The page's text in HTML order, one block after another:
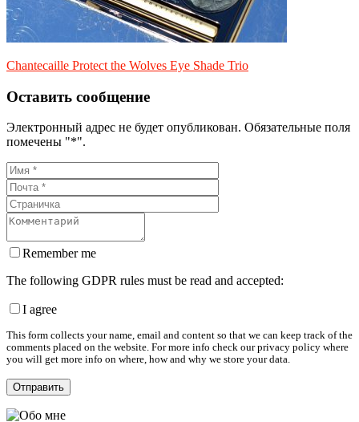
Chantecaille Protect the Wolves Eye Shade Trio
Оставить сообщение
Электронный адрес не будет опубликован. Обязательные поля
помечены "*".
Remember me
The following GDPR rules must be read and accepted:
I agree
This form collects your name, email and content so that we can keep track of the
comments placed on the website. For more info check our privacy policy where
you will get more info on where, how and why we store your data.